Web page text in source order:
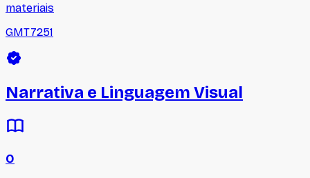
materiais
GMT7251
Narrativa e Linguagem Visual
0